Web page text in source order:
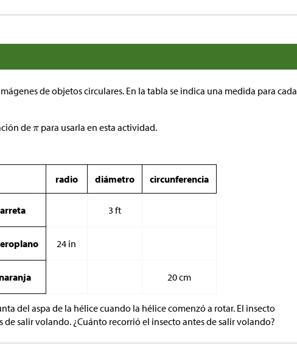
de objetos circulares. En la tabla se indica una medida para cada
de
para usarla en esta actividad.
radio diámetro circunferencia
3 ft
24 in
20 cm
del aspa de la hélice cuando la hélice comenzó a rotar. El insecto
de salir volando. ¿Cuánto recorrió el insecto antes de salir volando?